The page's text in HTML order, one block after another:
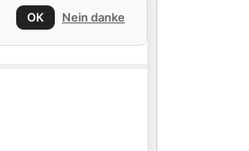
OK Nein danke